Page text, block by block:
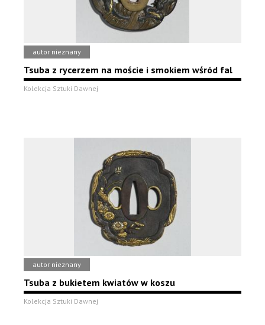
autor nieznany
Tsuba z rycerzem na moście i smokiem wśród fal
Kolekcja Sztuki Dawnej
autor nieznany
Tsuba z bukietem kwiatów w koszu
Kolekcja Sztuki Dawnej